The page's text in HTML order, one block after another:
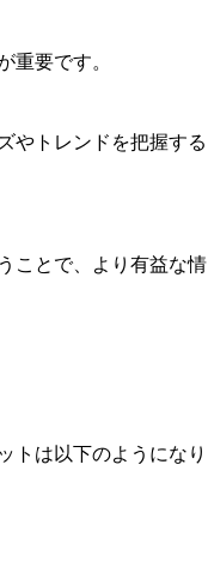
重要です。
やトレンドを把握する
ことで、より有益な情
トは以下のようになり